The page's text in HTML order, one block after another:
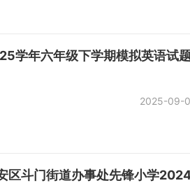
学年六年级下学期模拟英语试
2025-09-
区斗门街道办事处先锋小学